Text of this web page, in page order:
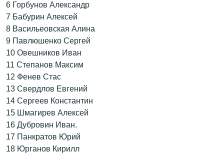
6 Горбунов Александр
7 Бабурин Алексей
8 Васильеовская Алина
9 Павлюшенко Сергей
10 Овешников Иван
11 Степанов Максим
12 Фенев Стас
13 Свердлов Евгений
14 Сергеев Константин
15 Шмагирев Алексей
16 Дубровин Иван.
17 Панкратов Юрий
18 Юрганов Кирилл